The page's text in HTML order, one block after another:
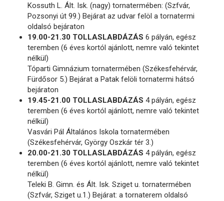
Kossuth L. Ált. Isk. (nagy) tornatermében: (Szfvár,
Pozsonyi út 99.) Bejárat az udvar felöl a tornatermi
oldalsó bejáraton
19.00-21.30 TOLLASLABDÁZÁS 6 pályán, egész
teremben (6 éves kortól ajánlott, nemre való tekintet
nélkül)
Tóparti Gimnázium tornatermében (Székesfehérvár,
Fürdősor 5.) Bejárat a Patak felöli tornatermi hátsó
bejáraton
19.45-21.00 TOLLASLABDÁZÁS 4 pályán, egész
teremben (6 éves kortól ajánlott, nemre való tekintet
nélkül)
Vasvári Pál Általános Iskola tornatermében
(Székesfehérvár, György Oszkár tér 3.)
20.00-21.30 TOLLASLABDÁZÁS 4 pályán, egész
teremben (6 éves kortól ajánlott, nemre való tekintet
nélkül)
Teleki B. Gimn. és Ált. Isk. Sziget u. tornatermében
(Szfvár, Sziget u.1.) Bejárat: a tornaterem oldalsó